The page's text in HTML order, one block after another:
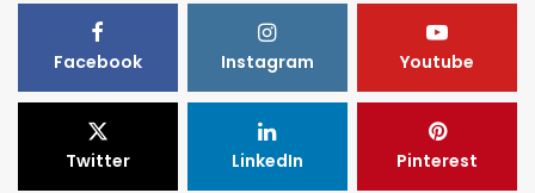
Facebook Instagram Youtube
Twitter LinkedIn Pinterest